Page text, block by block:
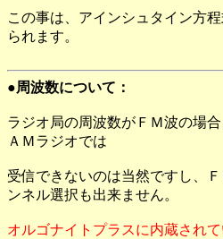
この事は、アインシュタイン方
られます。
●周波数について：
ラジオ局の周波数がＦＭ波の場
ＡＭラジオでは
受信できないのは当然ですし、
ンネル選択も出来ません。
オルゴナイトプラスに内蔵され